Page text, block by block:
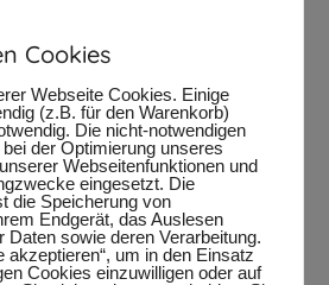
hier.
vom 03. bis 05. Juni 2022
stattfinden wird – save
Cookies
Webseite Cookies. Einige
(z.B. für den Warenkorb)
Die nicht-notwendigen
der Optimierung unseres
Webseitenfunktionen und
eingesetzt. Die
die Speicherung von
Endgerät, das Auslesen
Daten sowie deren Verarbeitung.
akzeptieren“, um in den Einsatz
Cookies einzuwilligen oder auf